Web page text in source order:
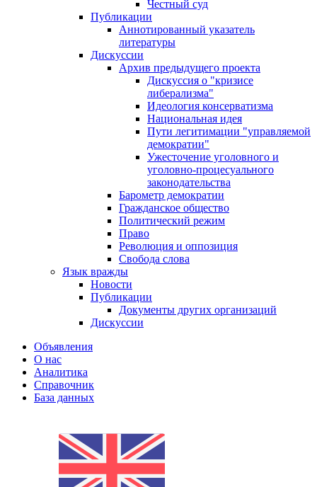
Честный суд
Публикации
Аннотированный указатель
литературы
Дискуссии
Архив предыдущего проекта
Дискуссия о "кризисе
либерализма"
Идеология консерватизма
Национальная идея
Пути легитимации "управляемой
демократии"
Ужесточение уголовного и
уголовно-процесуального
законодательства
Барометр демократии
Гражданское общество
Политический режим
Право
Революция и оппозиция
Свобода слова
Язык вражды
Новости
Публикации
Документы других организаций
Дискуссии
Объявления
О нас
Аналитика
Справочник
База данных